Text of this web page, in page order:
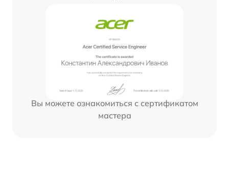
Вы можете ознакомиться с сертификатом
мастера